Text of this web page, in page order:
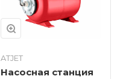
ATJET
Насосная станция